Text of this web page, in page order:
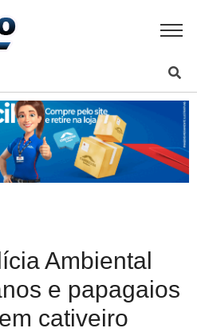
Ambiental
e papagaios
cativeiro